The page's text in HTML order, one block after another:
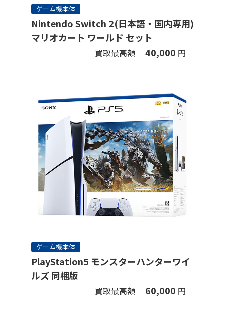
ゲーム機本体
Nintendo Switch 2(日本語・国内専用)
マリオカート ワールド セット
買取最高額 40,000 円
ゲーム機本体
PlayStation5 モンスターハンターワイ
ルズ 同梱版
買取最高額 60,000 円